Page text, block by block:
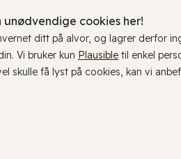
unødvendige cookies her!
ditt på alvor, og lagrer derfor
Vi bruker kun Plausible til enkel
skulle få lyst på cookies, kan vi